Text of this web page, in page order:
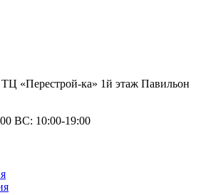
«Перестрой-ка» 1й этаж Павильон
ВС: 10:00-19:00